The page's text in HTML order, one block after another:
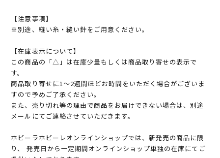
【注意事項】
※別途、縫い糸・縫い針をご用意ください。
【在庫表示について】
この商品の「△」は在庫少量もしくは商品取り寄せの表示で
す。
商品取り寄せに1～2週間ほどお時間をいただく場合がございま
すので予めご了承ください。
また、売り切れ等の理由で商品をお届けできない場合は、別途
メールにてご連絡させていただきます。
ホビーラホビーレオンラインショップでは、新発売の商品に限
り、 発売日から一定期間オンラインショップ単独の在庫にてご